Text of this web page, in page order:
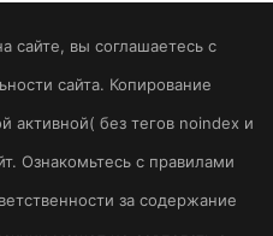
сайте, вы соглашаетесь с
сайта. Копирование
активной( без тегов noindex и
Ознакомьтесь с правилами
за содержание